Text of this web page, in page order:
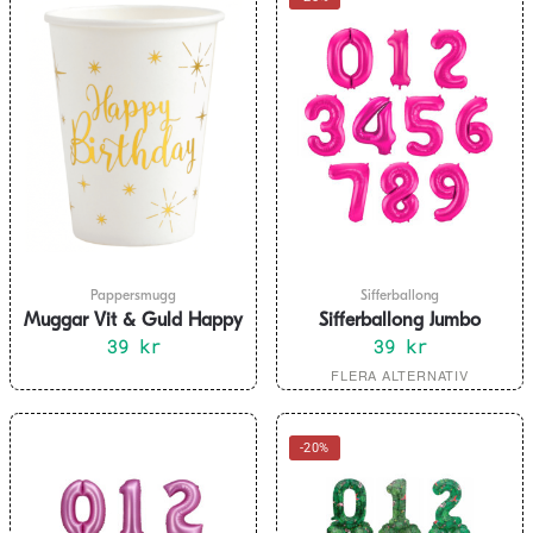
Pappersmugg
Muggar Vit & Guld Happy
Birthday, 10-pack
39 kr
Sifferballong
Sifferballong Jumbo
Magenta 86 cm ”0-9”
39 kr
Den
flera
varianter.
FLERA ALTERNATIV
-20%